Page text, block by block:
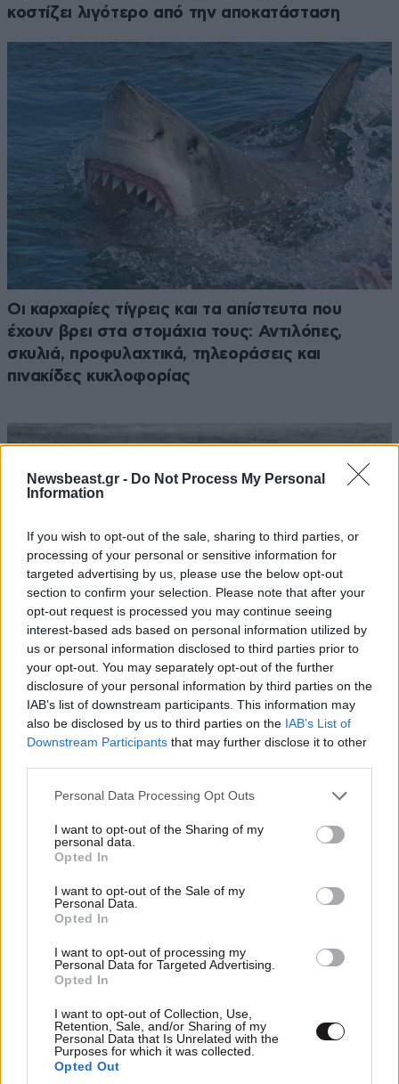
Newsbeast.gr - Do Not Process My Personal
Information
If you wish to opt-out of the sale, sharing to third parties, or
processing of your personal or sensitive information for
targeted advertising by us, please use the below opt-out
section to confirm your selection. Please note that after your
opt-out request is processed you may continue seeing
interest-based ads based on personal information utilized by
us or personal information disclosed to third parties prior to
your opt-out. You may separately opt-out of the further
disclosure of your personal information by third parties on the
IAB’s list of downstream participants. This information may
also be disclosed by us to third parties on the IAB’s List of
Downstream Participants that may further disclose it to other
Please note that this website/app uses one or more Google
not limited to your visit or usage behaviour. You may click to
grant or deny consent to Google and its third-party tags to
use your data for below specified purposes in below Google
consent section.
Personal Data Processing Opt Outs
I want to opt-out of the Sharing of my
personal data.
Opted In
I want to opt-out of the Sale of my
Personal Data.
Opted In
I want to opt-out of processing my
Personal Data for Targeted Advertising.
Opted In
I want to opt-out of Collection, Use,
Retention, Sale, and/or Sharing of my
Personal Data that Is Unrelated with the
Purposes for which it was collected.
Opted Out
κοστίζει λιγότερο από την αποκατάσταση
Οι καρχαρίες τίγρεις και τα απίστευτα που
έχουν βρει στα στομάχια τους: Αντιλόπες,
σκυλιά, προφυλαχτικά, τηλεοράσεις και
πινακίδες κυκλοφορίας
Στέρεψε η λιμνοθάλασσα Καλοχωρίου από την
παρατεταμένη ανομβρία
Η ανακάλυψη των επιστημόνων για τον Ήλιο –
Βίντεο από τις μικροσκοπικές δίνες στην
επιφάνεια